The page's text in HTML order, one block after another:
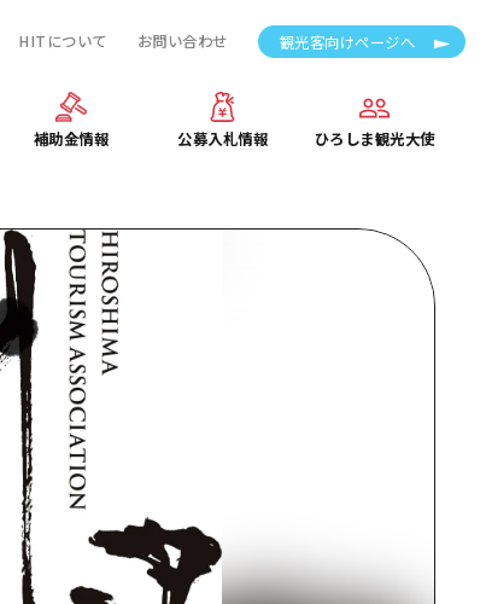
HITについて お問い合わせ 観光客向けページへ
補助金情報
公募入札情報
ひろしま観光大使